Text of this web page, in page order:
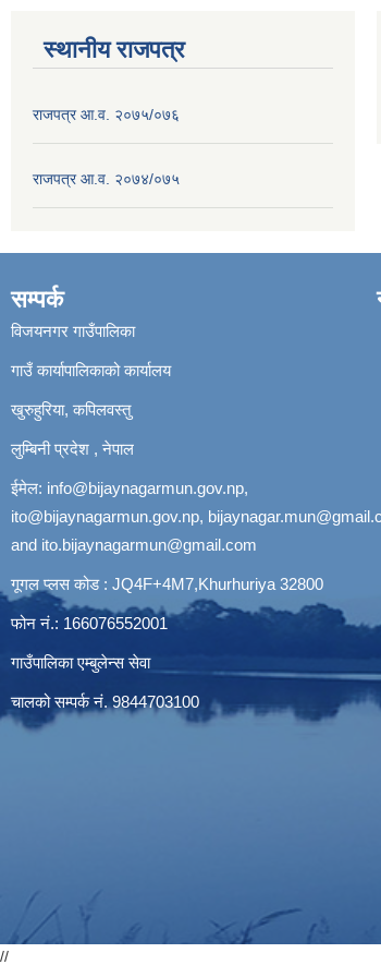
स्थानीय राजपत्र
राजपत्र आ.व. २०७५/०७६
राजपत्र आ.व. २०७४/०७५
सम्पर्क
विजयनगर गाउँपालिका
गाउँ कार्यापालिकाको कार्यालय
खुरुहुरिया, कपिलवस्तु
लुम्बिनी प्रदेश , नेपाल
ईमेल: info@bijaynagarmun.gov.np,
ito@bijaynagarmun.gov.np,
and ito.bijaynagarmun@gmail.com
गूगल प्लस कोड : JQ4F+4M7,Khurhuriya 32800
फोन नं.: 166076552001
गाउँपालिका एम्बुलेन्स सेवा
चालको सम्पर्क नं. 9844703100
//